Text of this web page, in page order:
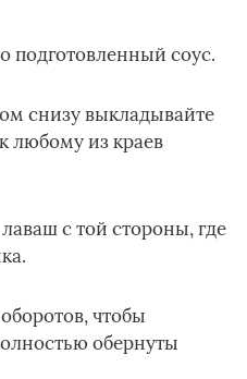
подготовленный соус.
снизу выкладывайте
любому из краев
с той стороны, где
чтобы
обернуты